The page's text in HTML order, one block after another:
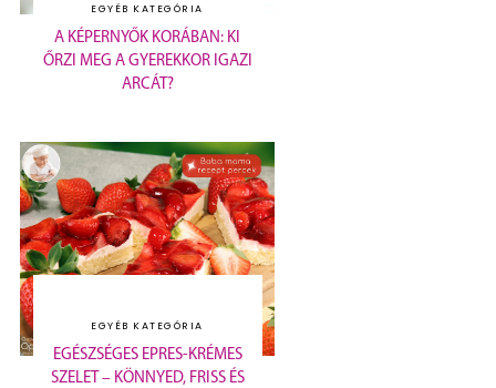
EGYÉB KATEGÓRIA
A KÉPERNYŐK KORÁBAN: KI
ŐRZI MEG A GYEREKKOR IGAZI
ARCÁT?
EGYÉB KATEGÓRIA
EGÉSZSÉGES EPRES-KRÉMES
SZELET – KÖNNYED, FRISS ÉS